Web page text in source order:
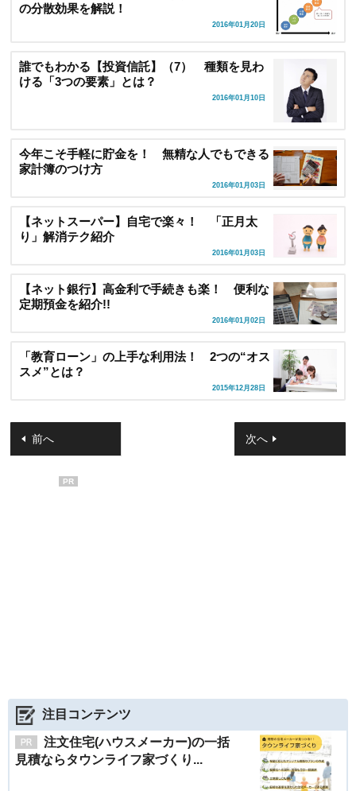
の分散効果を解説！
2016年01月20日
誰でもわかる【投資信託】（7） 種類を見わ
ける「3つの要素」とは？
2016年01月10日
今年こそ手軽に貯金を！ 無精な人でもできる
家計簿のつけ方
2016年01月03日
【ネットスーパー】自宅で楽々！ 「正月太
り」解消テク紹介
2016年01月03日
【ネット銀行】高金利で手続きも楽！ 便利な
定期預金を紹介!!
2016年01月02日
「教育ローン」の上手な利用法！ 2つの“オス
スメ”とは？
2015年12月28日
前へ 次へ
PR
注目コンテンツ
注文住宅(ハウスメーカー)の一括
見積ならタウンライフ家づくり...